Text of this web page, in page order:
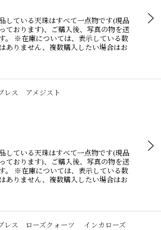
している天珠はすべて一点物です(現品
ております)、ご購入後、写真の物を送
。 ※在庫については、表示している数
ありません、複数購入したい場合はお
レス アメジスト
している天珠はすべて一点物です(現品
ております)、ご購入後、写真の物を送
。 ※在庫については、表示している数
ありません、複数購入したい場合はお
レス ローズクォーツ インカローズ